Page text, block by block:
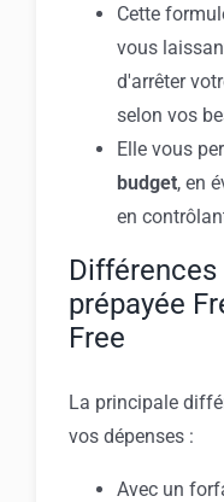
Cette
vous
d'arrêter
selon vos
Elle vous
budget, en
en
prépayée
Free
La principale
vos dépenses :
Avec un